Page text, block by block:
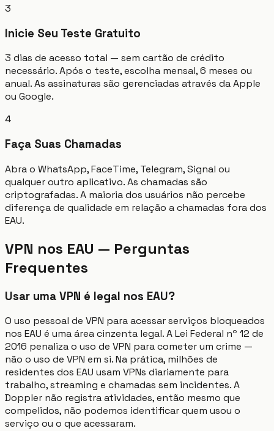
3
Inicie Seu Teste Gratuito
3 dias de acesso total — sem cartão de crédito
necessário. Após o teste, escolha mensal, 6 meses ou
anual. As assinaturas são gerenciadas através da Apple
ou Google.
4
Faça Suas Chamadas
Abra o WhatsApp, FaceTime, Telegram, Signal ou
qualquer outro aplicativo. As chamadas são
criptografadas. A maioria dos usuários não percebe
diferença de qualidade em relação a chamadas fora dos
EAU.
VPN nos EAU — Perguntas
Frequentes
Usar uma VPN é legal nos EAU?
O uso pessoal de VPN para acessar serviços bloqueados
nos EAU é uma área cinzenta legal. A Lei Federal nº 12 de
2016 penaliza o uso de VPN para cometer um crime —
não o uso de VPN em si. Na prática, milhões de
residentes dos EAU usam VPNs diariamente para
trabalho, streaming e chamadas sem incidentes. A
Doppler não registra atividades, então mesmo que
compelidos, não podemos identificar quem usou o
serviço ou o que acessaram.